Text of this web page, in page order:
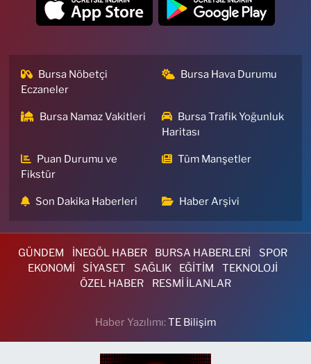
Bursa Nöbetçi
Eczaneler
Bursa Hava Durumu
Bursa Namaz Vakitleri
Bursa Trafik Yoğunluk
Haritası
Puan Durumu ve
Fikstür
Tüm Manşetler
Son Dakika Haberleri Haber Arşivi
GÜNDEM İNEGÖL HABER BURSA HABERLERİ
SPOR
EKONOMİ
SİYASET SAĞLIK EĞİTİM
TEKNOLOJİ
ÖZEL HABER
RESMİ İLANLAR
Haber Yazılımı:TE Bilişim